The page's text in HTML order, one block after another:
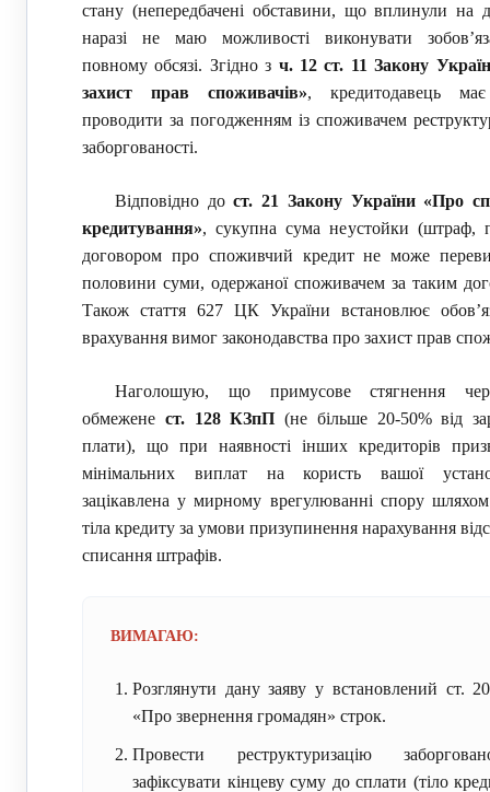
стану (непередбачені обставини, що вплинули на
наразі не маю можливості виконувати
повному обсязі. Згідно з ч. 12 ст. 11 Закону
захист прав споживачів», кредитодавець
проводити за погодженням із споживачем
заборгованості.
Відповідно дост. 21 Закону України «Про
кредитування», сукупна сума неустойки (штраф,
договором про споживчий кредит не може
половини суми, одержаної споживачем за таким
Також стаття 627 ЦК України встановлює
врахування вимог законодавства про захист прав
Наголошую, що примусове стягнення
обмежене ст. 128 КЗпП (не більше 20-50% від
плати), що при наявності інших кредиторів
мінімальних виплат на користь вашої
зацікавлена у мирному врегулюванні спору
тіла кредиту за умови призупинення нарахування
списання штрафів.
ВИМАГАЮ:
Розглянути дану заяву у встановлений ст.
«Про звернення громадян» строк.
Провести реструктуризацію
зафіксувати кінцеву суму до сплати (тіло